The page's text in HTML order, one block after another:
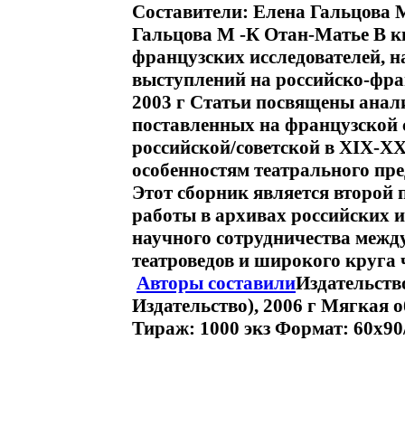
Составители: Елена
Гальцова М -К Отан-Матье В
французских исследователей,
выступлений на российско-
2003 г Статьи посвящены
поставленных на французской
российской/советской в XIX-
особенностям театрального
Этот сборник является второй
работы в архивах российских
научного сотрудничества
театроведов и широкого
Авторы составили
Издательство), 2006 г Мягкая
Тираж: 1000 экз Формат: